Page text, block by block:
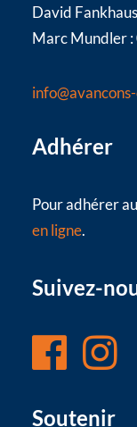
David
Marc Mundler
Adhérer
Pour adhérer
en ligne.
Suivez-
Soutenir